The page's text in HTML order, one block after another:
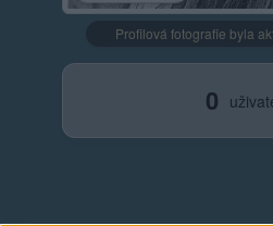
Profilová fotografie byla
0